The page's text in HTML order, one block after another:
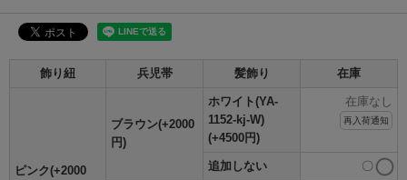
飾り紐 兵児帯 髪飾り 在庫
ピンク(+2000
ブラウン(+2000
円)
ホワイト(YA-
1152-kj-W)
(+4500円)
在庫なし
再入荷通知
追加しない 〇